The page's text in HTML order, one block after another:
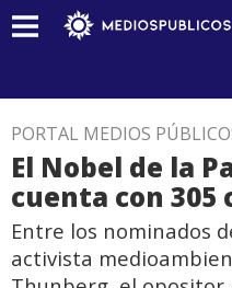
PORTAL MEDIOS
El Nobel de la
cuenta con 305
Entre los nominados
activista